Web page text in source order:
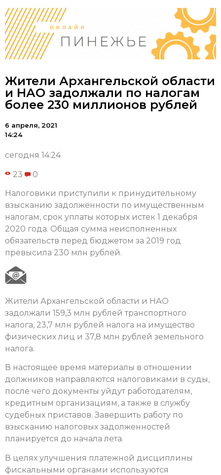
Жители Архангельской области
и НАО задолжали по налогам
более 230 миллионов рублей
6 апреля, 2021
14:24
сегодня 14:24
23 0
Налоговики приступили к принудительному
взысканию задолженности по имущественным
налогам, срок уплаты которых истек 1 декабря
2020 года. Общая сумма неисполненных
обязательств перед бюджетом за 2019 год
превысила 230 млн рублей.
Жители Архангельской области и НАО
задолжали 159,3 млн рублей транспортного
налога, 23,7 млн рублей налога на имущество
физических лиц и 37,8 млн рублей земельного
налога.
В настоящее время материалы в отношении
должников направляются налоговиками в суды,
после чего документы уйдут работодателям,
кредитным организациям, а также в службу
судебных приставов. Завершить работу по
взысканию налоговых задолженностей
планируется до начала лета.
В целях улучшения платежной дисциплины
фискальными органами используются